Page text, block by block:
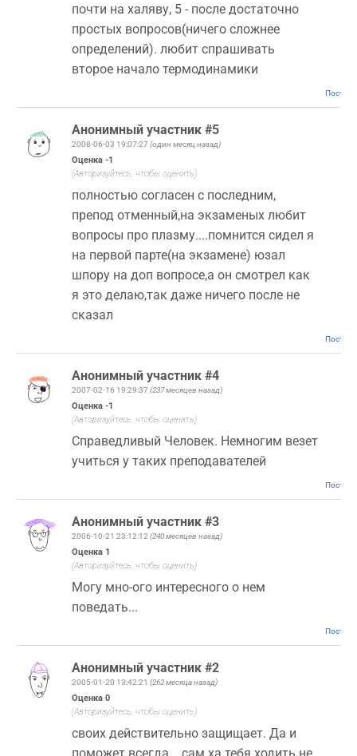
почти на халяву, 5 - после достаточно
простых вопросов(ничего сложнее
определений). любит спрашивать
второе начало термодинамики
Анонимный участник #5
2008-06-03 19:07:27 (один месяц назад)
Оценка -1
(Авторизуйтесь, чтобы оценить)
полностью согласен с последним,
препод отменный,на экзаменых любит
вопросы про плазму....помнится сидел я
на первой парте(на экзамене) юзал
шпору на доп вопросе,а он смотрел как
я это делаю,так даже ничего после не
сказал
Анонимный участник #4
2007-02-16 19:29:37 (237 месяцев назад)
Оценка -1
(Авторизуйтесь, чтобы оценить)
Справедливый Человек. Немногим везет
учиться у таких преподавателей
Анонимный участник #3
2006-10-21 23:12:12 (240 месяцев назад)
Оценка 1
(Авторизуйтесь, чтобы оценить)
Могу мно-ого интересного о нем
поведать...
Анонимный участник #2
2005-01-20 13:42:21 (262 месяца назад)
Оценка 0
(Авторизуйтесь, чтобы оценить)
своих действительно защищает. Да и